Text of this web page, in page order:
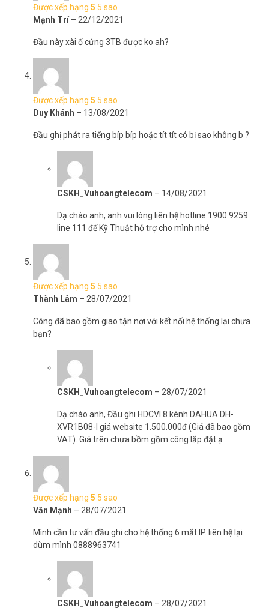
Được xếp hạng 5 5 sao
Mạnh Trí – 22/12/2021
Đầu này xài ổ cứng 3TB được ko ah?
Được xếp hạng 5 5 sao
Duy Khánh – 13/08/2021
Đầu ghị phát ra tiếng bíp bíp hoặc tít tít có bị sao không b ?
CSKH_Vuhoangtelecom – 14/08/2021
Dạ chào anh, anh vui lòng liên hệ hotline 1900 9259
line 111 để Kỹ Thuật hỗ trợ cho mình nhé
Được xếp hạng 5 5 sao
Thành Lâm – 28/07/2021
Công đã bao gồm giao tận nơi với kết nối hệ thống lại chưa
bạn?
CSKH_Vuhoangtelecom – 28/07/2021
Dạ chào anh, Đầu ghi HDCVI 8 kênh DAHUA DH-
XVR1B08-I giá website 1.500.000đ (Giá đã bao gồm
VAT). Giá trên chưa bồm gồm công lắp đặt ạ
Được xếp hạng 5 5 sao
Văn Mạnh – 28/07/2021
Mình cần tư vấn đầu ghi cho hệ thống 6 mắt IP. liên hệ lại
dùm mình 0888963741
CSKH_Vuhoangtelecom – 28/07/2021